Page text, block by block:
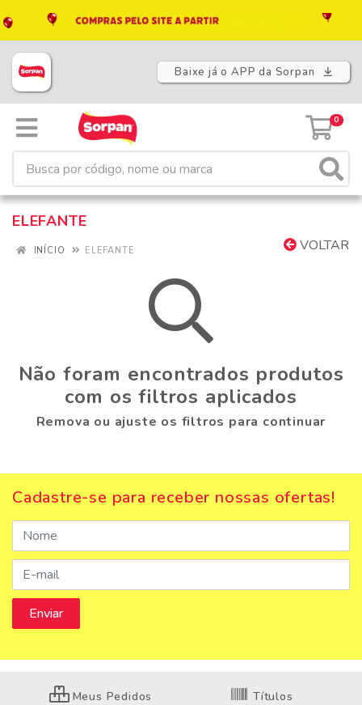
Baixe já o APP da Sorpan
0
ELEFANTE
VOLTAR
INÍCIO ELEFANTE
Não foram encontrados produtos
com os filtros aplicados
Remova ou ajuste os filtros para continuar
Cadastre-se para receber nossas ofertas!
Meus Pedidos Títulos